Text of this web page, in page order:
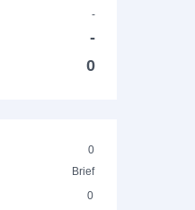
-
-
0
0
Brief
0